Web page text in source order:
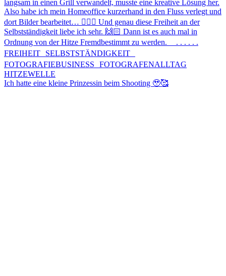
Ich hatte eine kleine Prinzessin beim Shooting 🥹🥰